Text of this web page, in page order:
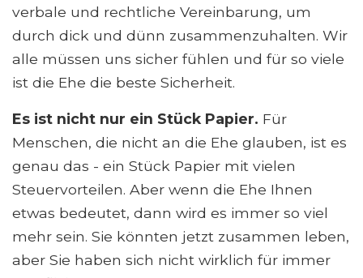
verbale und rechtliche Vereinbarung, um
durch dick und dünn zusammenzuhalten. Wir
alle müssen uns sicher fühlen und für so viele
ist die Ehe die beste Sicherheit.
Es ist nicht nur ein Stück Papier. Für
Menschen, die nicht an die Ehe glauben, ist es
genau das - ein Stück Papier mit vielen
Steuervorteilen. Aber wenn die Ehe Ihnen
etwas bedeutet, dann wird es immer so viel
mehr sein. Sie könnten jetzt zusammen leben,
aber Sie haben sich nicht wirklich für immer